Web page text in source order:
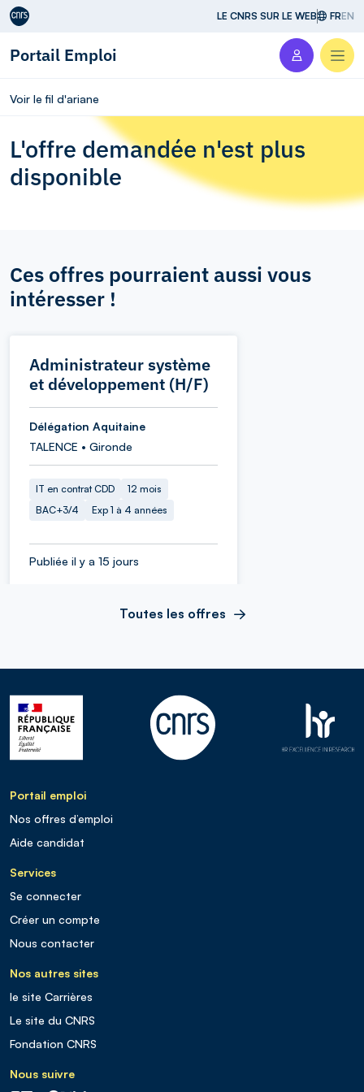
Aller au contenu LE CNRS SUR LE WEB FREN
Portail Emploi
Voir le fil d'ariane
L'offre demandée n'est plus
disponible
Ces offres pourraient aussi vous
intéresser !
Administrateur système
et développement (H/F)
Délégation Aquitaine
TALENCE • Gironde
IT en contrat CDD
12 mois
BAC+3/4
Exp 1 à 4 années
Publiée il y a 15 jours
Toutes les offres
Portail emploi
Nos offres d’emploi
Aide candidat
Services
Se connecter
Créer un compte
Nous contacter
Nos autres sites
le site Carrières
Le site du CNRS
Fondation CNRS
Nous suivre